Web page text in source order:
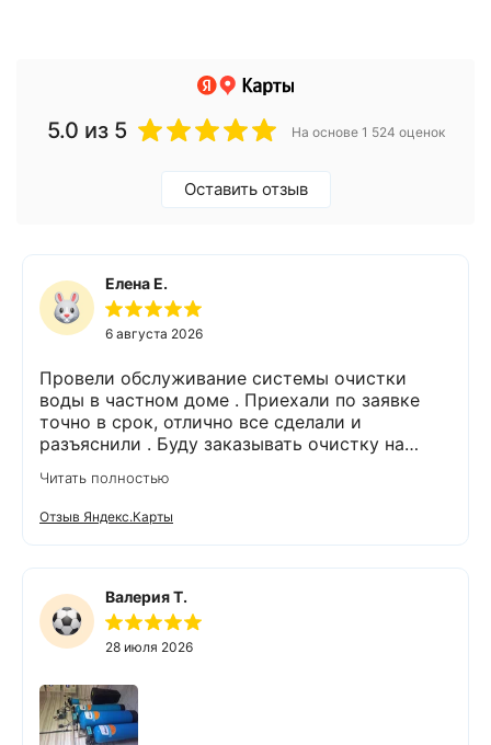
5.0 из 5 На основе 1 524 оценок
Оставить отзыв
Елена Е.
6 августа 2026
Провели обслуживание системы очистки
воды в частном доме . Приехали по заявке
точно в срок, отлично все сделали и
разъяснили . Буду заказывать очистку на
Читать полностью
Отзыв Яндекс.Карты
Валерия Т.
28 июля 2026